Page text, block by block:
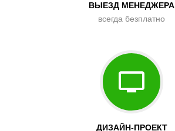
ВЫЕЗД МЕНЕДЖЕРА
всегда безплатно
ДИЗАЙН-ПРОЕКТ